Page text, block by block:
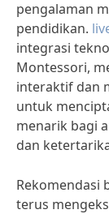
pengalaman
pendidikan.
integrasi
Montessori,
interaktif dan
untuk
menarik bagi
dan
Rekomendasi
terus